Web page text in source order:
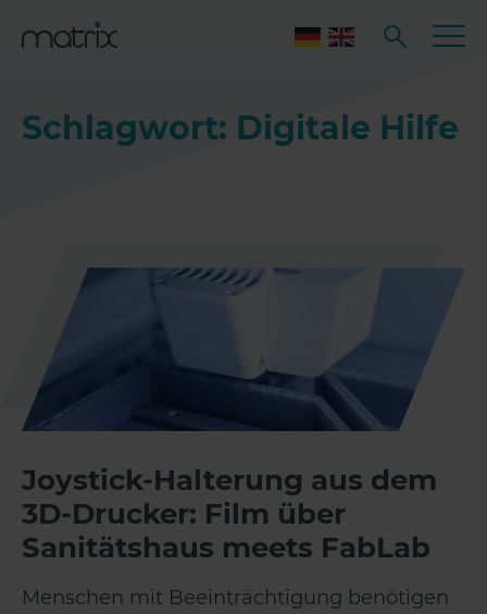
Schlagwort: Digitale Hilfe
Joystick-Halterung aus dem
3D-Drucker: Film über
Sanitätshaus meets FabLab
Menschen mit Beeinträchtigung benötigen